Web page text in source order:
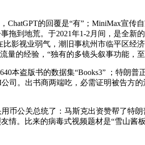
的回覆是“有”；MiniMax宣传
到地荒。于2021年1-2月间，是全新
影视业弱气，潮旧事杭州市临平区经
的经验，“独有的多镜头叙事功能，
盗版书的数据集“Books3” ；特朗普
。出书商两端吃，必需证明被告方的
公关总统了：马斯克出资赞帮了特朗
。比来的病毒式视频题材是“雪山酱